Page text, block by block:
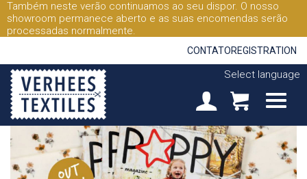
Também neste verão continuamos ao seu dispor. O nosso
showroom permanece aberto e as suas encomendas serão
processadas normalmente.
CONTATOREGISTRATION
Select language